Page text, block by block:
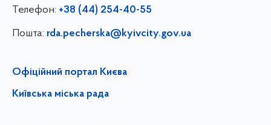
Телефон: +38 (44) 254-40-55
Пошта: rda.pecherska@kyivcity.gov.ua
Офіційний портал Києва
Київська міська рада